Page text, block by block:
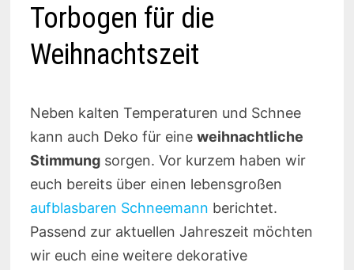
Torbogen für die
Weihnachtszeit
Neben kalten Temperaturen und Schnee
kann auch Deko für eine weihnachtliche
Stimmungsorgen. Vor kurzem haben wir
euch bereits über einen lebensgroßen
aufblasbaren Schneemann berichtet.
Passend zur aktuellen Jahreszeit möchten
wir euch eine weitere dekorative